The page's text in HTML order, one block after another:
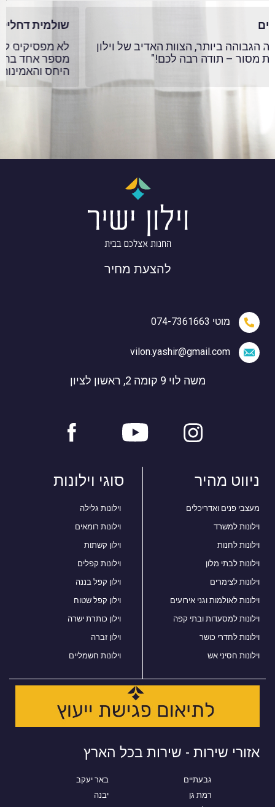
שולמית דחליקה, ירושלים
לא מפסיקים לקבל מחמאות! מוטי נתן שירות אליפות!
מספר אחד בתחום הוילונות. תודה רבה על השירות,
להצעת מחיר
מוטי 074-7361663
vilon.yashir@gmail.com
משה לוי 9 קומה 2, ראשון לציון
ניווט מהיר
מעצבי פנים ואדריכלים
וילונות למשרד
וילונות לחנות
וילונות לבתי מלון
וילונות לצימרים
וילונות לאולמות וגני אירועים
וילונות למסעדות ובתי קפה
וילונות לחדרי כושר
וילונות חסיני אש
סוגי וילונות
וילונות גלילה
וילונות רומאים
וילון קשתות
וילונות קפלים
וילון קפל בננה
וילון קפל שטוח
וילון כותרת ישרה
וילון זברה
וילונות חשמליים
אזורי שירות - שירות בכל הארץ
גבעתיים
רמת גן
באר יעקב
יבנה